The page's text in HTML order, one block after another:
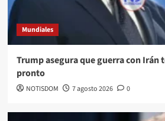
Mundiales
Trump asegura que guerra con Irán
pronto
NOTISDOM 7 agosto 2026 0